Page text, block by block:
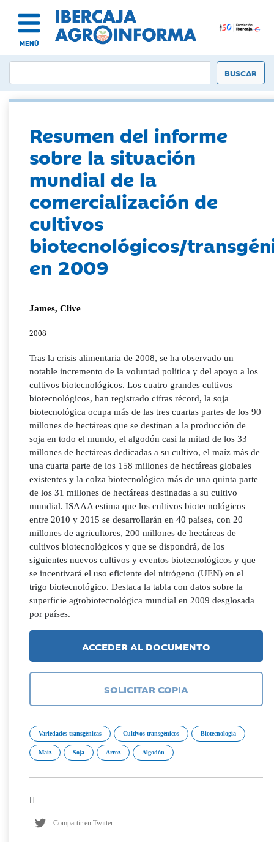
MENÚ
Resumen del informe
sobre la situación
mundial de la
comercialización de
cultivos
biotecnológicos/
en 2009
James, Clive
2008
Tras la crisis alimentaria de 2008, se ha observado un
notable incremento de la voluntad política y del apoyo a los
cultivos biotecnológicos. Los cuatro grandes cultivos
biotecnológicos, han registrado cifras récord, la soja
biotecnológica ocupa más de las tres cuartas partes de los 90
millones de hectáreas que se destinan a la producción de
soja en todo el mundo, el algodón casi la mitad de los 33
millones de hectáreas dedicadas a su cultivo, el maíz más de
una cuarta parte de los 158 millones de hectáreas globales
existentes y la colza biotecnológica más de una quinta parte
de los 31 millones de hectáreas destinadas a su cultivo
mundial. ISAAA estima que los cultivos biotecnológicos
entre 2010 y 2015 se desarrollarán en 40 países, con 20
millones de agricultores, 200 millones de hectáreas de
cultivos biotecnológicos y que se dispondrá, de los
siguientes nuevos cultivos y eventos biotecnológicos y que
se incentivará el uso eficiente del nitrógeno (UEN) en el
trigo biotecnológico. Destaca la tabla con datos sobre la
superficie agrobiotecnológica mundial en 2009 desglosada
por países.
ACCEDER AL DOCUMENTO
SOLICITAR COPIA
Variedades transgénicas Cultivos transgénicos Biotecnología
Maíz Soja Arroz Algodón
Compartir en Twitter